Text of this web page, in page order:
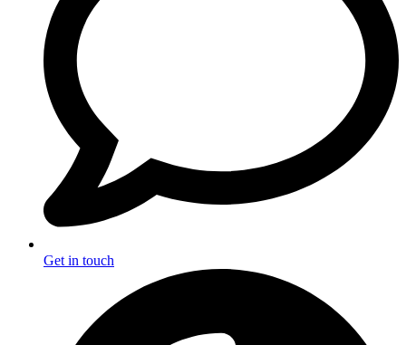
Get in touch